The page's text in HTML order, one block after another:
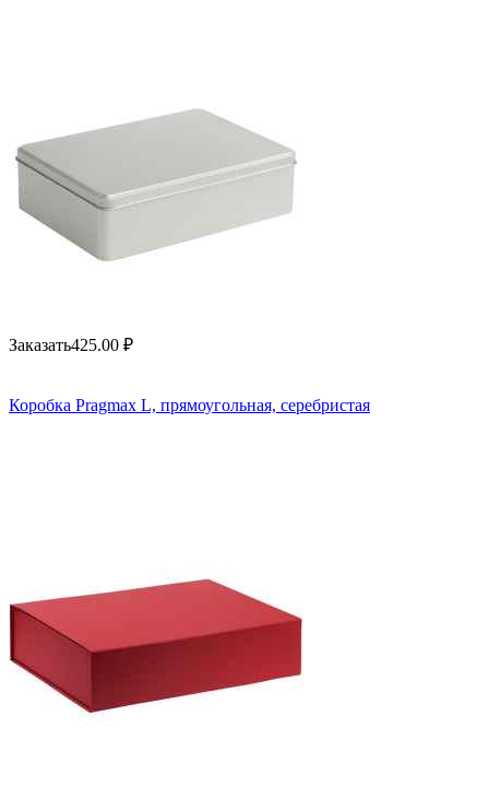
Заказать425.00 ₽
Коробка Pragmax L, прямоугольная, серебристая